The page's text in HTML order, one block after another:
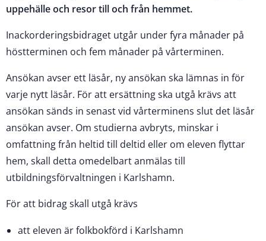
uppehälle och resor till och från hemmet.
Inackorderingsbidraget utgår under fyra månader på
höstterminen och fem månader på vårterminen.
Ansökan avser ett läsår, ny ansökan ska lämnas in för
varje nytt läsår. För att ersättning ska utgå krävs att
ansökan sänds in senast vid vårterminens slut det läsår
ansökan avser. Om studierna avbryts, minskar i
omfattning från heltid till deltid eller om eleven flyttar
hem, skall detta omedelbart anmälas till
utbildningsförvaltningen i Karlshamn.
För att bidrag skall utgå krävs
att eleven är folkbokförd i Karlshamn